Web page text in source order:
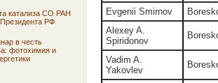
катализа СО РАН
РФ
в честь
фотохимия и
Evgenii Smirnov
Alexey A.
Spiridonov
Vadim A.
Yakovlev